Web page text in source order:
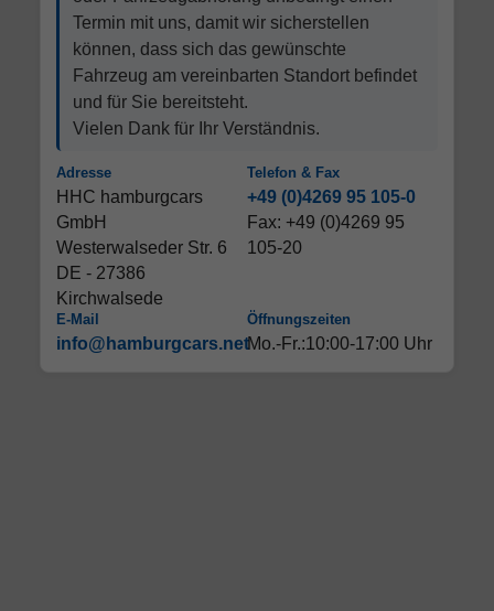
Termin mit uns, damit wir sicherstellen
können, dass sich das gewünschte
Fahrzeug am vereinbarten Standort befindet
und für Sie bereitsteht.
Vielen Dank für Ihr Verständnis.
Adresse
HHC hamburgcars
GmbH
Westerwalseder Str. 6
DE - 27386
Kirchwalsede
Telefon & Fax
+49 (0)4269 95 105-0
Fax: +49 (0)4269 95
105-20
E-Mail
info@hamburgcars.net
Öffnungszeiten
Mo.-Fr.:10:00-17:00 Uhr